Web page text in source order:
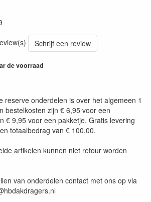
Schrijf een review
de voorraad
reserve onderdelen is over het algemeen 1
bestelkosten zijn € 6,95 voor een
€ 9,95 voor een pakketje. Gratis levering
totaalbedrag van € 100,00.
artikelen kunnen niet retour worden
van onderdelen contact met ons op via